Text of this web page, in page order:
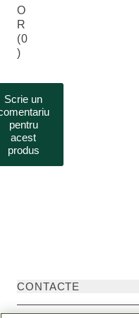
O
R
(0
)
Scrie un
pentru
acest
produs
CONTACTE